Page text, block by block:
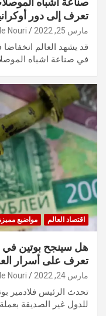
تعرف إلى دور
مارس 25, 2022 Nouri
قد يشهد العالم انخفاضا
في صناعة اشباه
اقتصاد العالم مواضيع
هل سينجح بوتين في
تعرف على أسرار
مارس 24, 2022 Nouri
تحدث الرئيس فلادمير
للدول غير الصديقة